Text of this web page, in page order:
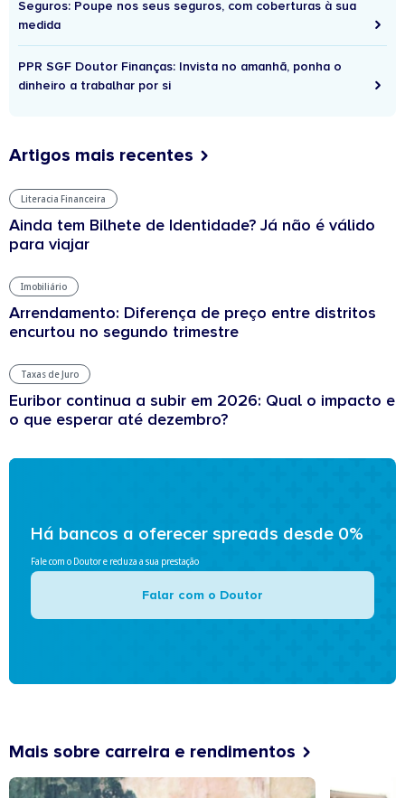
Seguros: Poupe nos seus seguros, com coberturas à sua
medida
PPR SGF Doutor Finanças: Invista no amanhã, ponha o
dinheiro a trabalhar por si
Artigos mais recentes
Literacia Financeira
Ainda tem Bilhete de Identidade? Já não é válido
para viajar
Imobiliário
Arrendamento: Diferença de preço entre distritos
encurtou no segundo trimestre
Taxas de Juro
Euribor continua a subir em 2026: Qual o impacto e
o que esperar até dezembro?
Há bancos a oferecer spreads desde 0%
Fale com o Doutor e reduza a sua prestação
Falar com o Doutor
Mais sobre carreira e rendimentos